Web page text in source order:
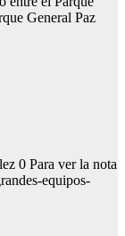
General Paz
0 Para ver la nota
equipos-